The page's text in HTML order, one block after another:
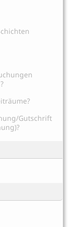
Gutschrift